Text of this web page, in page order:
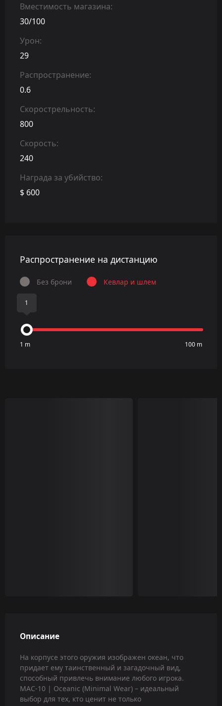
Вместимость магазина:
30/100
Урон:
29
Распространение:
0.6
Скорострельность:
800
Скорость:
240
Награда за убийство:
$ 600
Распространение на дистанцию
Без брони Кевлар и шлем
1
1 m 100 m
Описание
На корпусе этого оружия изображен океан, что
придает ему таинственный и загадочный вид,
способный привлечь внимание любого игрока.
MAC-10 | Oceanic (Minimal Wear) – идеальный
выбор для тех, кто ценит не только